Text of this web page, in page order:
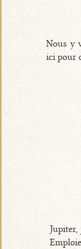
Nous y
ici pour
Jupiter,